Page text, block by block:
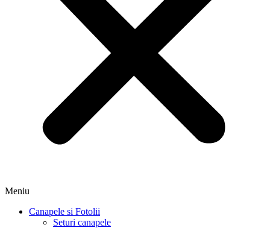
Meniu
Canapele si Fotolii
Seturi canapele